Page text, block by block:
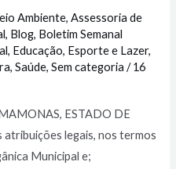
Ambiente,Assessoria de
, Blog, Boletim Semanal
, Educação, Esporte e Lazer,
,Saúde,Sem categoria /16
ESTADO DE
atribuições legais, nos termos
Municipal e;